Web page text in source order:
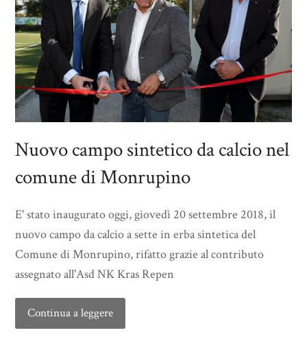
Nuovo campo sintetico da calcio nel
comune di Monrupino
E' stato inaugurato oggi, giovedì 20 settembre 2018, il
nuovo campo da calcio a sette in erba sintetica del
Comune di Monrupino, rifatto grazie al contributo
assegnato all'Asd NK Kras Repen
Continua a leggere